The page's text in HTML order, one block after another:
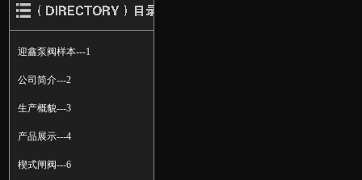
迎鑫泵阀样本---1
公司简介---2
生产概貌---3
产品展示---4
楔式闸阀---6